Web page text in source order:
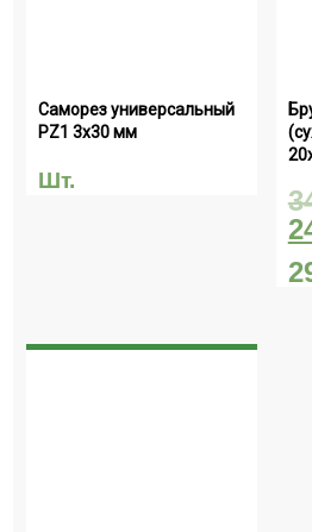
Саморез универсальный
PZ1 3х30 мм
Шт.